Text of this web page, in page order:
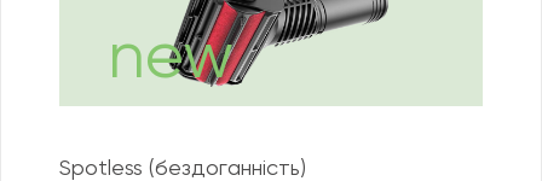
Spotless (бездоганність)